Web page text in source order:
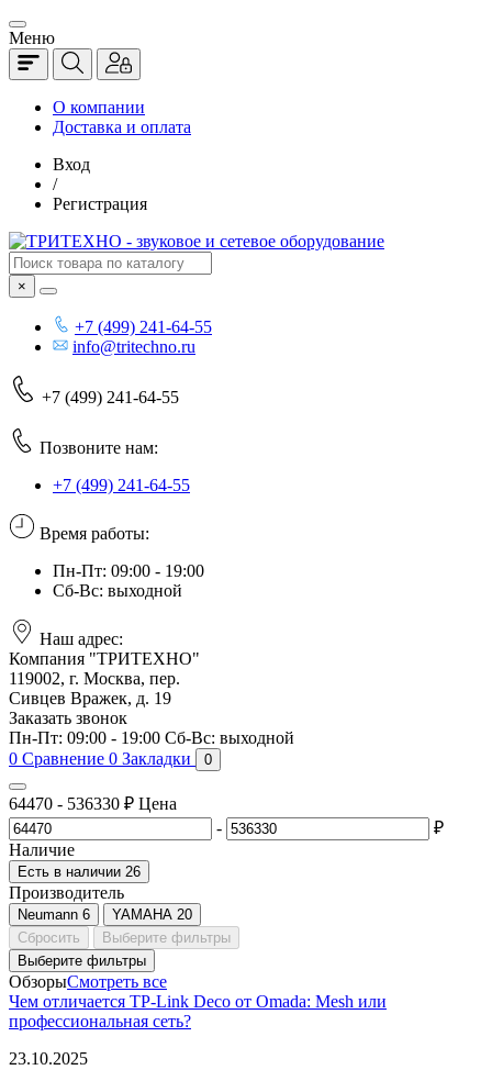
Меню
О компании
Доставка и оплата
Вход
/
Регистрация
×
+7 (499) 241-64-55
info@tritechno.ru
+7 (499) 241-64-55
Позвоните нам:
+7 (499) 241-64-55
Время работы:
Пн-Пт: 09:00 - 19:00
Сб-Вс: выходной
Наш адрес:
Компания "ТРИТЕХНО"
119002, г. Москва, пер.
Сивцев Вражек, д. 19
Заказать звонок
Пн-Пт: 09:00 - 19:00 Сб-Вс: выходной
0 Сравнение 0 Закладки 0
64470 - 536330 ₽ Цена
-
₽
Наличие
Есть в наличии 26
Производитель
Neumann 6 YAMAHA 20
Сбросить
Выберите фильтры
Выберите фильтры
ОбзорыСмотреть все
Чем отличается TP-Link Deco от Omada: Mesh или
профессиональная сеть?
23.10.2025